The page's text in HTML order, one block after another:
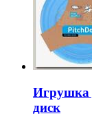
Игрушка
диск